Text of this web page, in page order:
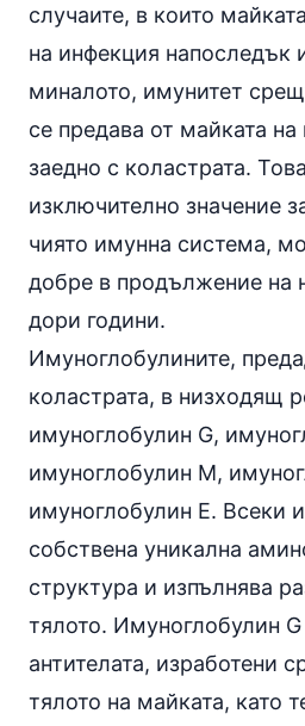
случаите, в които
на инфекция напоследък
миналото, имунитет
се предава от майката
заедно с коластрата.
изключително значение
чиято имунна система,
добре в продължение на
дори години.
Имуноглобулините,
коластрата, в низходящ
имуноглобулин G,
имуноглобулин М,
имуноглобулин Е. Всеки
собствена уникална
структура и изпълнява
тялото. Имуноглобулин
антителата, изработени
тялото на майката, като